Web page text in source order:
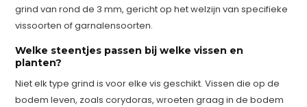
grind van rond de 3 mm, gericht op het welzijn van specifieke
vissoorten of garnalensoorten.
Welke steentjes passen bij welke vissen en
planten?
Niet elk type grind is voor elke vis geschikt. Vissen die op de
bodem leven, zoals corydoras, wroeten graag in de bodem